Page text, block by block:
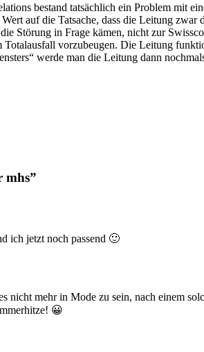
bestand tatsächlich ein Problem mit
auf die Tatsache, dass die Leitung
Störung in Frage kämen, nicht zur
vorzubeugen. Die Leitung
werde man die Leitung dann
mhs”
ich jetzt noch passend 🙂
nicht mehr in Mode zu sein, nach einem
😀